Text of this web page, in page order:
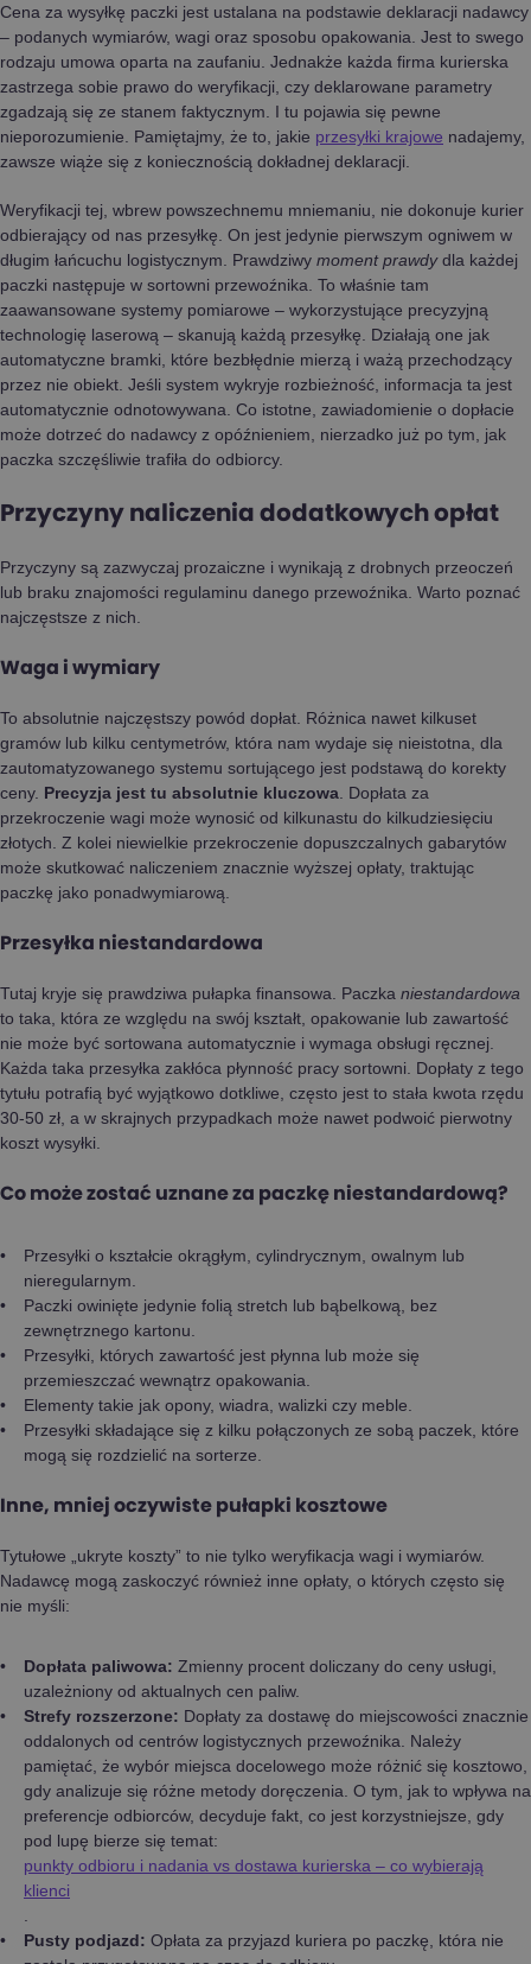
Cena za wysyłkę paczki jest ustalana na podstawie deklaracji nadawcy
– podanych wymiarów, wagi oraz sposobu opakowania. Jest to swego
rodzaju umowa oparta na zaufaniu. Jednakże każda firma kurierska
zastrzega sobie prawo do weryfikacji, czy deklarowane parametry
zgadzają się ze stanem faktycznym. I tu pojawia się pewne
nieporozumienie. Pamiętajmy, że to, jakie przesyłki krajowe nadajemy,
zawsze wiąże się z koniecznością dokładnej deklaracji.
Weryfikacji tej, wbrew powszechnemu mniemaniu, nie dokonuje kurier
odbierający od nas przesyłkę. On jest jedynie pierwszym ogniwem w
długim łańcuchu logistycznym. Prawdziwy moment prawdydla każdej
paczki następuje w sortowni przewoźnika. To właśnie tam
zaawansowane systemy pomiarowe – wykorzystujące precyzyjną
technologię laserową – skanują każdą przesyłkę. Działają one jak
automatyczne bramki, które bezbłędnie mierzą i ważą przechodzący
przez nie obiekt. Jeśli system wykryje rozbieżność, informacja ta jest
automatycznie odnotowywana. Co istotne, zawiadomienie o dopłacie
może dotrzeć do nadawcy z opóźnieniem, nierzadko już po tym, jak
paczka szczęśliwie trafiła do odbiorcy.
Przyczyny naliczenia dodatkowych opłat
Przyczyny są zazwyczaj prozaiczne i wynikają z drobnych przeoczeń
lub braku znajomości regulaminu danego przewoźnika. Warto poznać
najczęstsze z nich.
Waga i wymiary
To absolutnie najczęstszy powód dopłat. Różnica nawet kilkuset
gramów lub kilku centymetrów, która nam wydaje się nieistotna, dla
zautomatyzowanego systemu sortującego jest podstawą do korekty
ceny. Precyzja jest tu absolutnie kluczowa . Dopłata za
przekroczenie wagi może wynosić od kilkunastu do kilkudziesięciu
złotych. Z kolei niewielkie przekroczenie dopuszczalnych gabarytów
może skutkować naliczeniem znacznie wyższej opłaty, traktując
paczkę jako ponadwymiarową.
Przesyłka niestandardowa
Tutaj kryje się prawdziwa pułapka finansowa. Paczka niestandardowa
to taka, która ze względu na swój kształt, opakowanie lub zawartość
nie może być sortowana automatycznie i wymaga obsługi ręcznej.
Każda taka przesyłka zakłóca płynność pracy sortowni. Dopłaty z tego
tytułu potrafią być wyjątkowo dotkliwe, często jest to stała kwota rzędu
30-50 zł, a w skrajnych przypadkach może nawet podwoić pierwotny
koszt wysyłki.
Co może zostać uznane za paczkę niestandardową?
Przesyłki o kształcie okrągłym, cylindrycznym, owalnym lub
nieregularnym.
Paczki owinięte jedynie folią stretch lub bąbelkową, bez
zewnętrznego kartonu.
Przesyłki, których zawartość jest płynna lub może się
przemieszczać wewnątrz opakowania.
Elementy takie jak opony, wiadra, walizki czy meble.
Przesyłki składające się z kilku połączonych ze sobą paczek, które
mogą się rozdzielić na sorterze.
Inne, mniej oczywiste pułapki kosztowe
Tytułowe „ukryte koszty” to nie tylko weryfikacja wagi i wymiarów.
Nadawcę mogą zaskoczyć również inne opłaty, o których często się
nie myśli:
Dopłata paliwowa: Zmienny procent doliczany do ceny usługi,
uzależniony od aktualnych cen paliw.
Strefy rozszerzone: Dopłaty za dostawę do miejscowości znacznie
oddalonych od centrów logistycznych przewoźnika. Należy
pamiętać, że wybór miejsca docelowego może różnić się kosztowo,
gdy analizuje się różne metody doręczenia. O tym, jak to wpływa na
preferencje odbiorców, decyduje fakt, co jest korzystniejsze, gdy
pod lupę bierze się temat:
punkty odbioru i nadania vs dostawa kurierska – co wybierają
klienci
Pusty podjazd: Opłata za przyjazd kuriera po paczkę, która nie